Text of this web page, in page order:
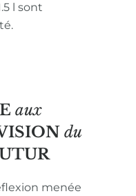
l sont
aux
du
menée